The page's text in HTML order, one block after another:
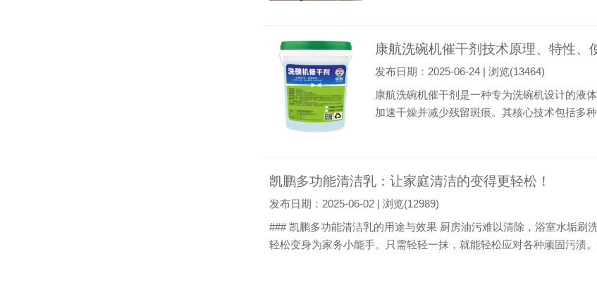
拭，观察是否引起褪色、涂层溶解或材质变形
康航洗碗机催干剂技术原理、特性、
发布日期：2025-06-24 | 浏览(13464)
康航洗碗机催干剂是一种专为洗碗机设计的液
加速干燥并减少残留斑痕。其核心技术包括多
术，实现高效浓缩配方的产业化生产。该产品
凯鹏多功能清洁乳：让家庭清洁的变得更轻松！
发布日期：2025-06-02 | 浏览(12989)
### 凯鹏多功能清洁乳的用途与效果 厨房油污难以清除，浴室水垢
轻松变身为家务小能手。只需轻轻一抹，就能轻松应对各种顽固污渍